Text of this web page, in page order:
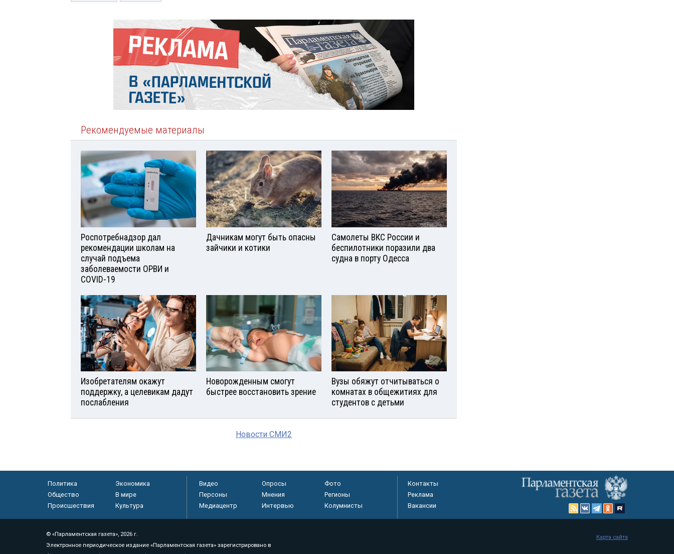
Рекомендуемые материалы
Роспотребнадзор дал
рекомендации школам на
случай подъема
заболеваемости ОРВИ и
COVID-19
Дачникам могут быть опасны
зайчики и котики
Самолеты ВКС России и
беспилотники поразили два
судна в порту Одесса
Изобретателям окажут
поддержку, а целевикам дадут
послабления
Новорожденным смогут
быстрее восстановить зрение
Вузы обяжут отчитываться о
комнатах в общежитиях для
студентов с детьми
Новости СМИ2
Политика
Экономика
Общество
В мире
Происшествия
Культура
Видео Опросы
Фото
Персоны
Мнения
Регионы
Медиацентр
Интервью Колумнисты
Контакты
Реклама
Вакансии
© «Парламентская газета», 2026 г.
Электронное периодическое издание «Парламентская газета» зарегистрировано в
Карта сайта